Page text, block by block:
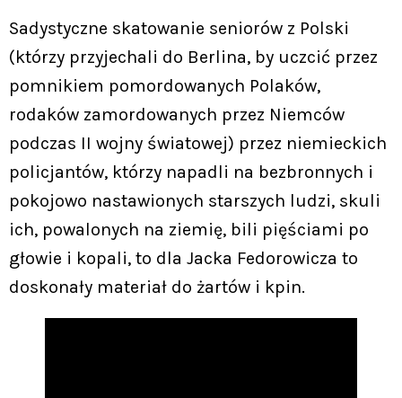
Sadystyczne skatowanie seniorów z Polski
(którzy przyjechali do Berlina, by uczcić przez
pomnikiem pomordowanych Polaków,
rodaków zamordowanych przez Niemców
podczas II wojny światowej) przez niemieckich
policjantów, którzy napadli na bezbronnych i
pokojowo nastawionych starszych ludzi, skuli
ich, powalonych na ziemię, bili pięściami po
głowie i kopali, to dla Jacka Fedorowicza to
doskonały materiał do żartów i kpin.